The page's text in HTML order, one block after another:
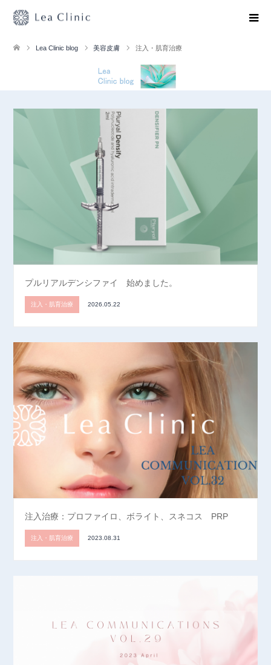
Lea Clinic blog 美容皮膚 注入・肌育治療
プルリアルデンシファイ 始めました。
注入・肌育治療 2026.05.22
注入治療：プロファイロ、ボライト、スネコス PRP
注入・肌育治療 2023.08.31